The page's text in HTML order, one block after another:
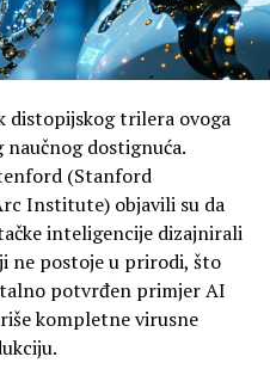
distopijskog trilera ovoga
dostignuća.
(Stanford
Institute) objavili su da
inteligencije dizajnirali
ne postoje u prirodi, što
potvrđen primjer AI
kompletne virusne